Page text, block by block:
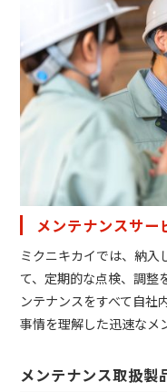
メンテナンスサー
ミクニキカイでは、納入
て、定期的な点検、調整
ンテナンスをすべて自社
事情を理解した迅速なメ
メンテナンス取扱製